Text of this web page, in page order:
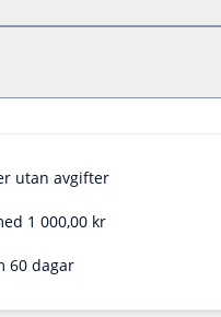
utan avgifter
1 000,00 kr
60 dagar